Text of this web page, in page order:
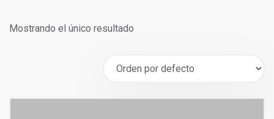
Mostrando el único resultado